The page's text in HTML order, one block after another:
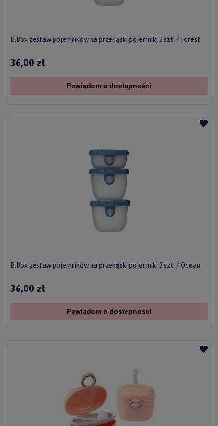
B.Box zestaw pojemników na przekąski pojemniki 3 szt. / Forest
36,00 zł
Powiadom o dostępności
B.Box zestaw pojemników na przekąski pojemniki 3 szt. / Ocean
36,00 zł
Powiadom o dostępności